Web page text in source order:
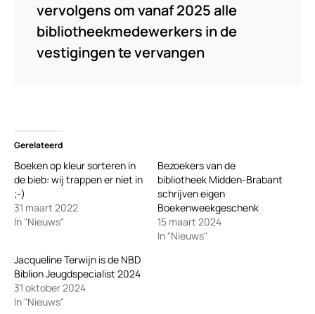
vervolgens om vanaf 2025 alle
bibliotheekmedewerkers in de
vestigingen te vervangen
Gerelateerd
Boeken op kleur sorteren in
de bieb: wij trappen er niet in
;-)
31 maart 2022
In "Nieuws"
Bezoekers van de
bibliotheek Midden-Brabant
schrijven eigen
Boekenweekgeschenk
15 maart 2024
In "Nieuws"
Jacqueline Terwijn is de NBD
Biblion Jeugdspecialist 2024
31 oktober 2024
In "Nieuws"